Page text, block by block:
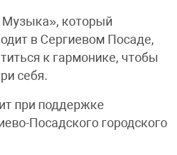
который
в Сергиевом Посаде,
к гармонике, чтобы
себя.
при поддержке
Посадского городского